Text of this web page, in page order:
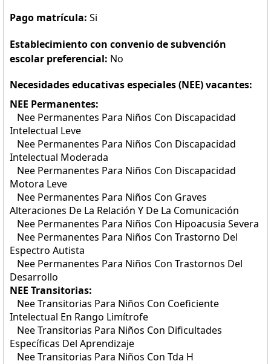
Pago matrícula: Si
Establecimiento con convenio de subvención
escolar preferencial: No
Necesidades educativas especiales (NEE) vacantes:
NEE Permanentes:
Nee Permanentes Para Niños Con Discapacidad
Intelectual Leve
Nee Permanentes Para Niños Con Discapacidad
Intelectual Moderada
Nee Permanentes Para Niños Con Discapacidad
Motora Leve
Nee Permanentes Para Niños Con Graves
Alteraciones De La Relación Y De La Comunicación
Nee Permanentes Para Niños Con Hipoacusia Severa
Nee Permanentes Para Niños Con Trastorno Del
Espectro Autista
Nee Permanentes Para Niños Con Trastornos Del
Desarrollo
NEE Transitorias:
Nee Transitorias Para Niños Con Coeficiente
Intelectual En Rango Limítrofe
Nee Transitorias Para Niños Con Dificultades
Específicas Del Aprendizaje
Nee Transitorias Para Niños Con Tda H